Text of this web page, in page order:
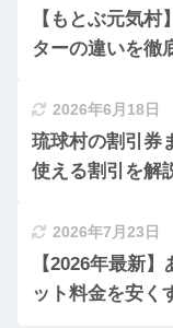
【もとぶ元気
ターの違いを徹
2026年6月18日
琉球村の割引券
使える割引を解
2026年7月23日
【2026年最新
ット料金を安く